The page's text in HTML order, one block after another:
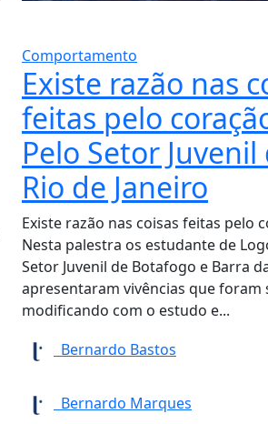
Comportamento
Existe razão nas
feitas pelo
Pelo Setor Juvenil
Rio de Janeiro
Existe razão nas coisas feitas pelo
Nesta palestra os estudante de
Setor Juvenil de Botafogo e Barra
apresentaram vivências que foram
modificando com o estudo e...
Bernardo Bastos
Bernardo Marques